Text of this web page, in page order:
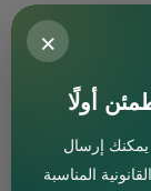
×
أولًا
يمكنك إرسال
المناسبة